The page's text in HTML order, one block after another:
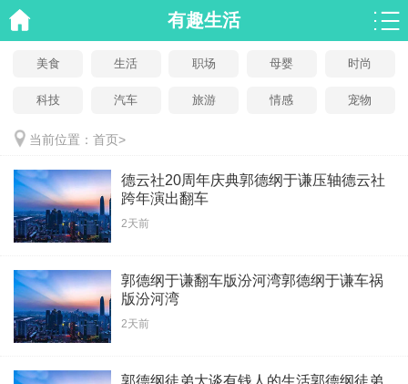
有趣生活
美食 生活 职场 母婴 时尚
科技 汽车 旅游 情感 宠物
当前位置： 首页>
德云社20周年庆典郭德纲于谦压轴德云社
跨年演出翻车
2天前
郭德纲于谦翻车版汾河湾郭德纲于谦车祸
版汾河湾
2天前
郭德纲徒弟大谈有钱人的生活郭德纲徒弟